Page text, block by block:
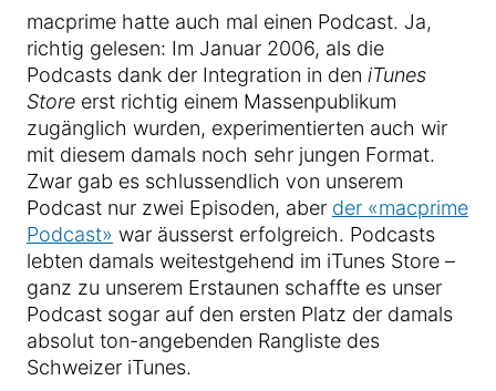
macprime hatte auch mal einen Podcast. Ja,
richtig gelesen: Im Januar 2006, als die
Podcasts dank der Integration in den iTunes
Store erst richtig einem Massenpublikum
zugänglich wurden, experimentierten auch wir
mit diesem damals noch sehr jungen Format.
Zwar gab es schlussendlich von unserem
Podcast nur zwei Episoden, aber der «macprime
Podcast» war äusserst erfolgreich. Podcasts
lebten damals weitestgehend im iTunes Store –
ganz zu unserem Erstaunen schaffte es unser
Podcast sogar auf den ersten Platz der damals
absolut ton-angebenden Rangliste des
Schweizer iTunes.